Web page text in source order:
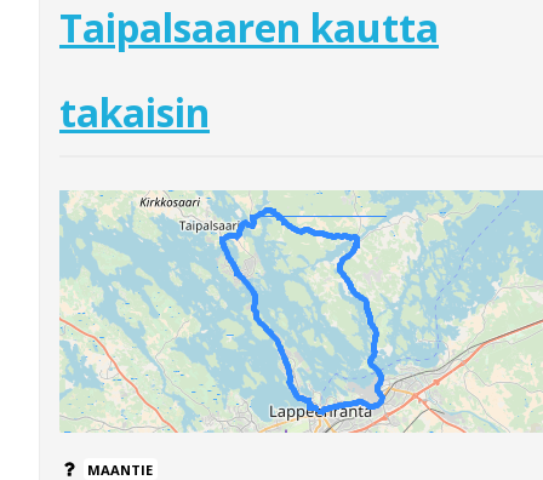
Taipalsaaren kautta
takaisin
MAANTIE